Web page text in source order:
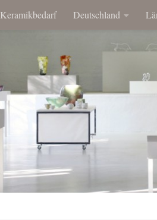
Keramikbedarf Deutschland